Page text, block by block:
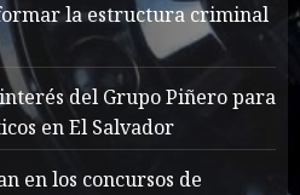
Scarier Than the
Talk? Its About Weight
14, 2024 862
la estructura criminal
del Grupo Piñero para
en El Salvador
en los concursos de